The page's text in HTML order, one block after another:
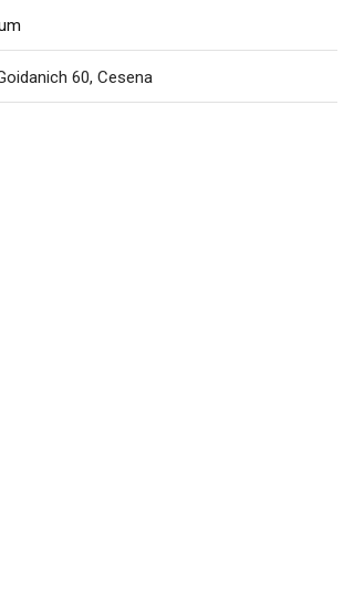
60, Cesena